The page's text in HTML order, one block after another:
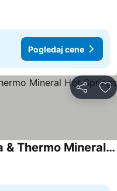
Pogledaj cene
Deli
Arenal Paraiso Resort Spa & Thermo Mineral Hot Springs